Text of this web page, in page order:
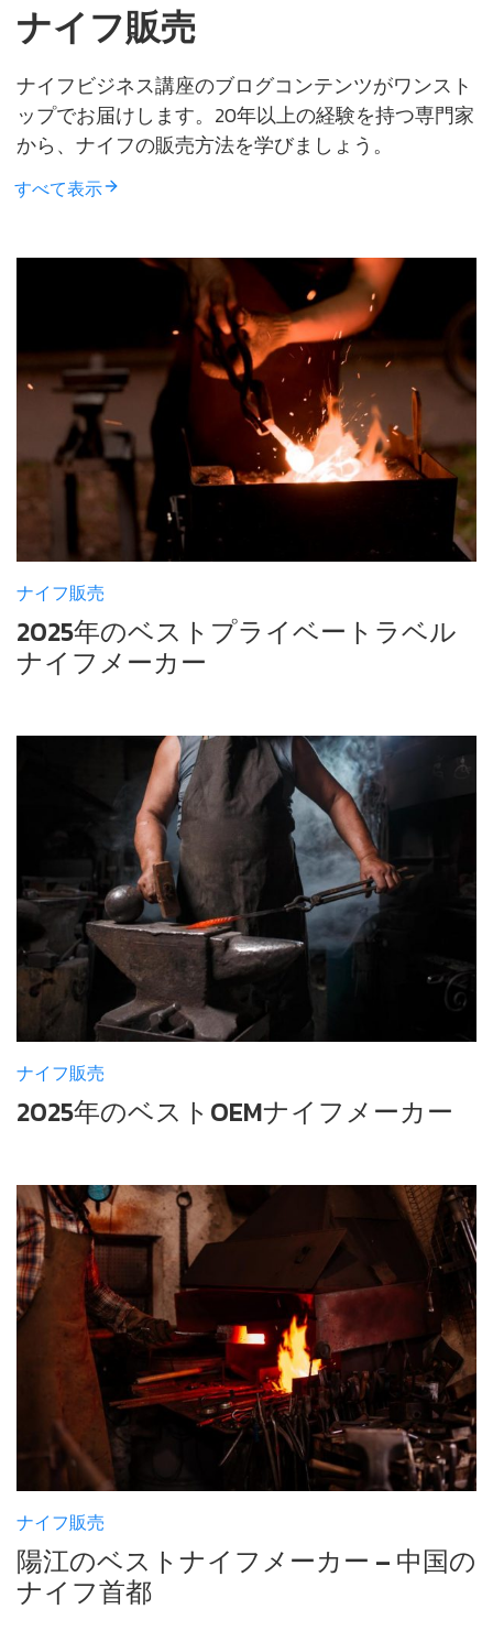
ナイフ販売
ナイフビジネス講座のブログコンテンツがワンスト
ップでお届けします。20年以上の経験を持つ専門家
から、ナイフの販売方法を学びましょう。
すべて表示
ナイフ販売
2025年のベストプライベートラベル
ナイフメーカー
ナイフ販売
2025年のベストOEMナイフメーカー
ナイフ販売
陽江のベストナイフメーカー – 中国の
ナイフ首都